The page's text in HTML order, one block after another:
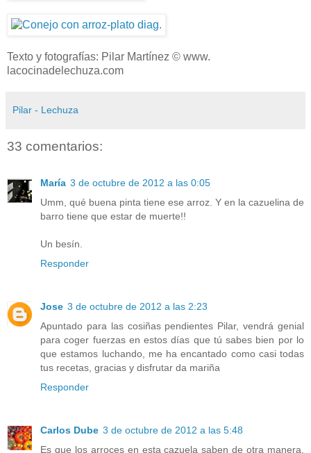
Texto y fotografías: Pilar Martínez © www.
lacocinadelechuza.com
Pilar - Lechuza
33 comentarios:
María 3 de octubre de 2012 a las 0:05
Umm, qué buena pinta tiene ese arroz. Y en la cazuelina de
barro tiene que estar de muerte!!
Un besín.
Responder
Jose 3 de octubre de 2012 a las 2:23
Apuntado para las cosiñas pendientes Pilar, vendrá genial
para coger fuerzas en estos días que tú sabes bien por lo
que estamos luchando, me ha encantado como casi todas
tus recetas, gracias y disfrutar da mariña
Responder
Carlos Dube 3 de octubre de 2012 a las 5:48
Es que los arroces en esta cazuela saben de otra manera,